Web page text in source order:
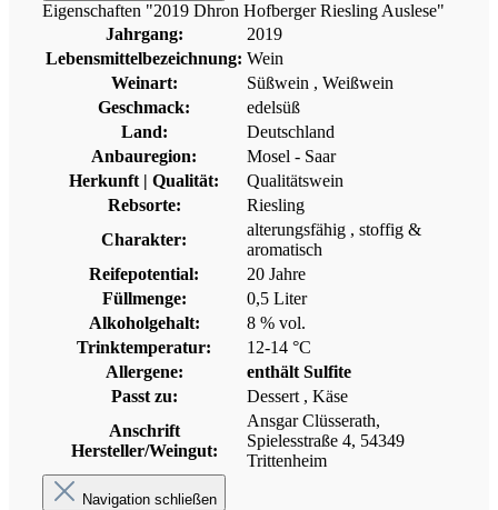
Eigenschaften "2019 Dhron Hofberger Riesling Auslese"
Jahrgang:
2019
Lebensmittelbezeichnung: Wein
Weinart:
Süßwein , Weißwein
Geschmack:
edelsüß
Land:
Deutschland
Anbauregion:
Mosel - Saar
Herkunft | Qualität:
Qualitätswein
Rebsorte:
Riesling
Charakter:
alterungsfähig , stoffig &
aromatisch
Reifepotential:
20 Jahre
Füllmenge:
0,5 Liter
Alkoholgehalt:
8 % vol.
Trinktemperatur:
12-14 °C
Allergene:
enthält Sulfite
Passt zu:
Dessert , Käse
Anschrift
Hersteller/Weingut:
Ansgar Clüsserath,
Spielesstraße 4, 54349
Trittenheim
Navigation schließen